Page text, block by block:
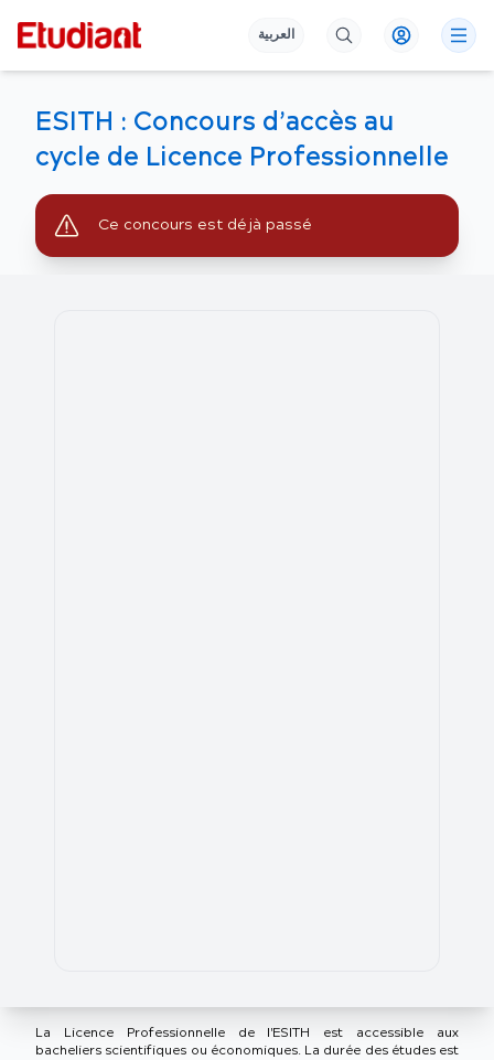
العربية
ESITH : Concours d’accès au
cycle de Licence Professionnelle
Ce concours est déjà passé
La Licence Professionnelle de l'ESITH est accessible aux
bacheliers scientifiques ou économiques. La durée des études est